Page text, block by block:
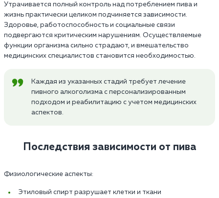
Утрачивается полный контроль над потреблением пива и
жизнь практически целиком подчиняется зависимости.
Здоровье, работоспособность и социальные связи
подвергаются критическим нарушениям. Осуществляемые
функции организма сильно страдают, и вмешательство
медицинских специалистов становится необходимостью.
Каждая из указанных стадий требует лечение
пивного алкоголизма с персонализированным
подходом и реабилитацию с учетом медицинских
аспектов.
Последствия зависимости от пива
Физиологические аспекты:
Этиловый спирт разрушает клетки и ткани